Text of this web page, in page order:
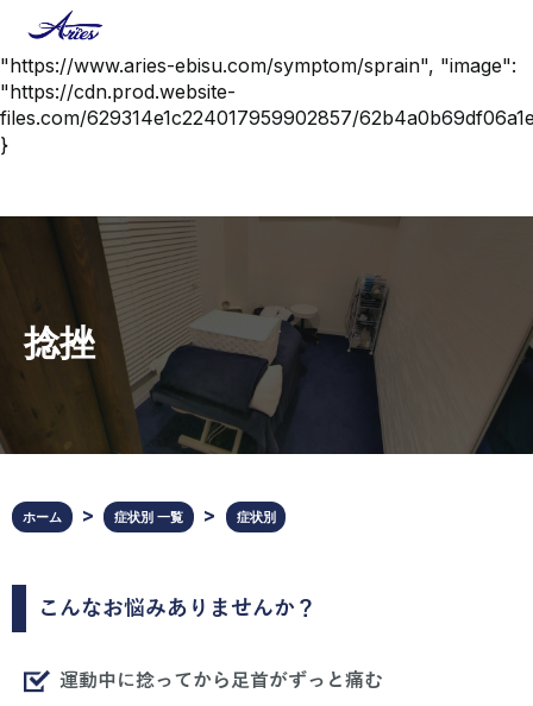
{ "@context": "https://schema.org", "@type":
"MedicalCondition", "name": "捻挫", "url":
"https://www.aries-ebisu.com/symptom/sprain", "image":
"https://cdn.prod.website-
files.com/629314e1c224017959902857/
}
捻挫
ホーム 症状別 一覧 症状別
こんなお悩みありませんか？
運動中に捻ってから足首がずっと痛む